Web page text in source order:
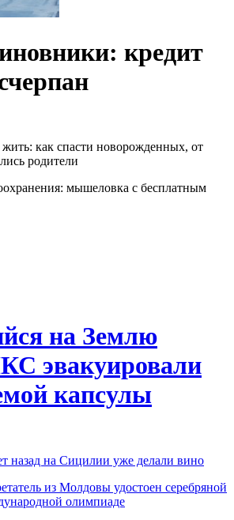
кредит
как спасти новорожденных, от
родители
мышеловка с бесплатным
на Землю
эвакуировали
капсулы
назад на Сицилии уже делали вино
из Молдовы удостоен серебряной
олимпиаде